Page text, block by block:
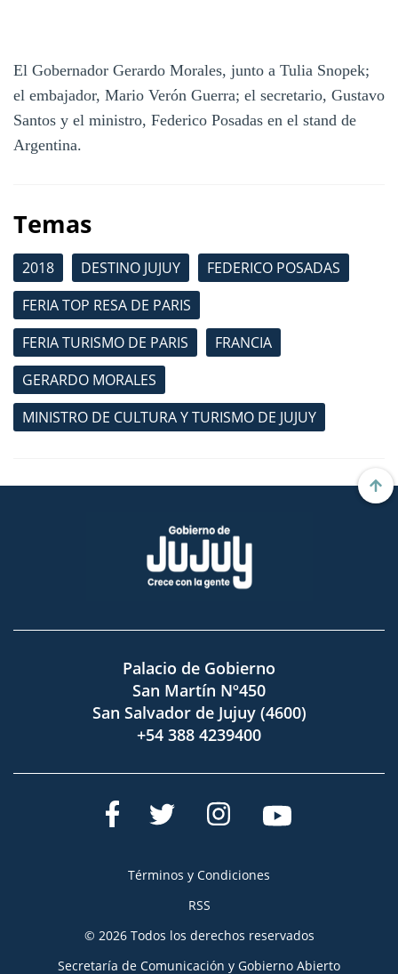
El Gobernador Gerardo Morales, junto a Tulia Snopek;
el embajador, Mario Verón Guerra; el secretario, Gustavo
Santos y el ministro, Federico Posadas en el stand de
Argentina.
Temas
2018 DESTINO JUJUY
FEDERICO POSADAS
FERIA TOP RESA DE PARIS
FERIA TURISMO DE PARIS
FRANCIA
GERARDO MORALES
MINISTRO DE CULTURA Y TURISMO DE JUJUY
Palacio de Gobierno
San Martín Nº450
San Salvador de Jujuy (4600)
+54 388 4239400
Términos y Condiciones
RSS
© 2026 Todos los derechos reservados
Secretaría de Comunicación y Gobierno Abierto